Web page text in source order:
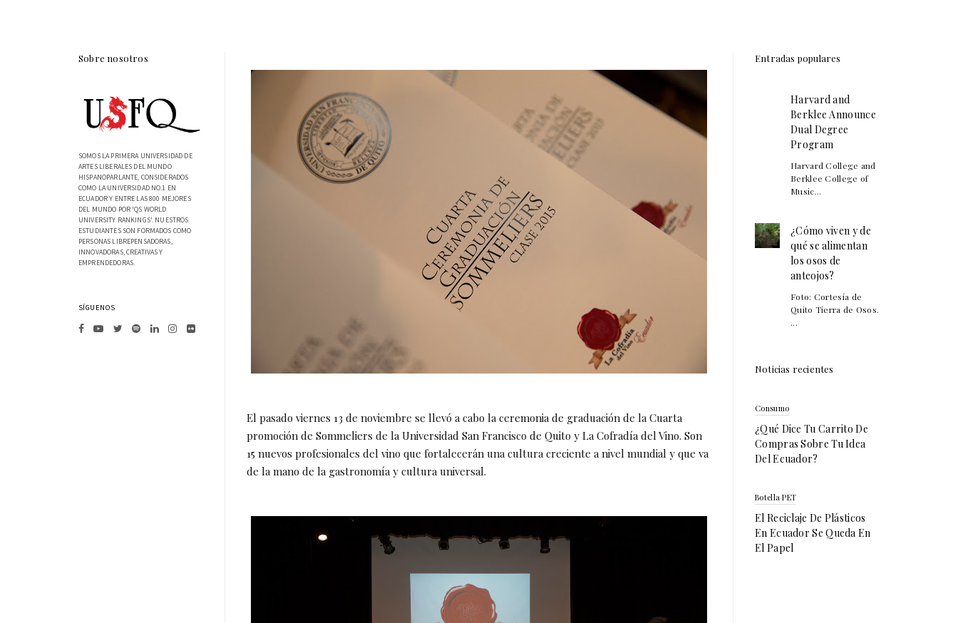
El pasado viernes 13 de noviembre se llevó a cabo la ceremonia de graduación de la Cuarta
promoción de Sommeliers de la Universidad San Francisco de Quito y La Cofradía del Vino. Son
15 nuevos profesionales del vino que fortalecerán una cultura creciente a nivel mundial y que va
de la mano de la gastronomía y cultura universal.
Sobre nosotros
SOMOS LA PRIMERA UNIVERSIDAD DE
ARTES LIBERALES DEL MUNDO
HISPANOPARLANTE, CONSIDERADOS
COMO LA UNIVERSIDAD NO.1 EN
ECUADOR Y ENTRE LAS 800 MEJORES
DEL MUNDO POR 'QS WORLD
UNIVERSITY RANKINGS'. NUESTROS
ESTUDIANTES SON FORMADOS COMO
PERSONAS LIBREPENSADORAS,
INNOVADORAS, CREATIVAS Y
EMPRENDEDORAS.
SÍGUENOS
Entradas populares
Harvard and
Berklee Announce
Dual Degree
Program
Harvard College and
Berklee College of
Music...
¿Cómo viven y de
qué se alimentan
los osos de
anteojos?
Foto: Cortesía de
Quito Tierra de Osos.
...
Noticias recientes
Consumo
¿Qué Dice Tu Carrito De
Compras Sobre Tu Idea
Del Ecuador?
Botella PET
El Reciclaje De Plásticos
En Ecuador Se Queda En
El Papel